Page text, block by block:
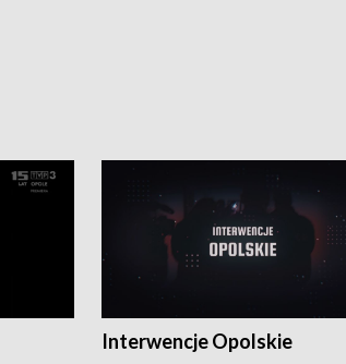
Interwencje Opolskie